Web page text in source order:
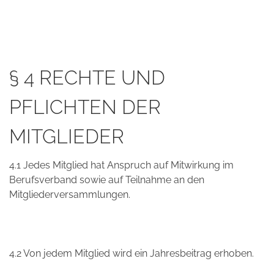
§ 4 RECHTE UND
PFLICHTEN DER
MITGLIEDER
4.1 Jedes Mitglied hat Anspruch auf Mitwirkung im
Berufsverband sowie auf Teilnahme an den
Mitgliederversammlungen.
4.2 Von jedem Mitglied wird ein Jahresbeitrag erhoben.